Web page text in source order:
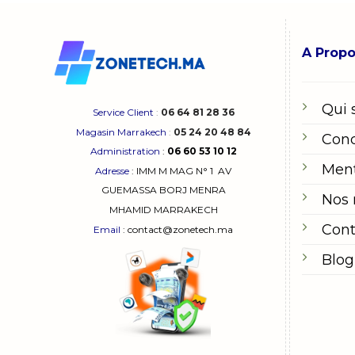
Un
vitesse
Les
Les
Service Client : 06 64 81 28 36
Magasin Marrakech : 05 24 20 48 84
Administration : 06 60 53 10 12
Adresse : IMM M MAG N° 1AV
GUEMASSA BORJ MENRA
MHAMID MARRAKECH
Email : contact@zonetech.ma
A
Qui
Nos
Blog